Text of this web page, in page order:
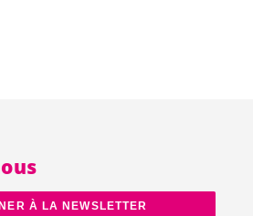
À LA NEWSLETTER